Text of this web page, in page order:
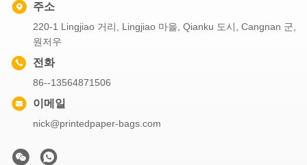
주소
220-1 Lingjiao 거리, Lingjiao 마을, Qianku 도시, Cangnan 군,
원저우
전화
86--13564871506
이메일
nick@printedpaper-bags.com